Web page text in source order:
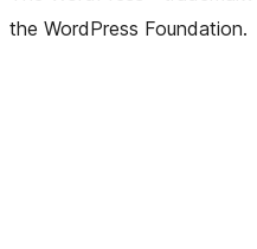
the WordPress Foundation.